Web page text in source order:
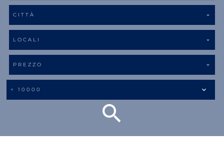
CITTÀ
LOCALI
PREZZO
< 10000